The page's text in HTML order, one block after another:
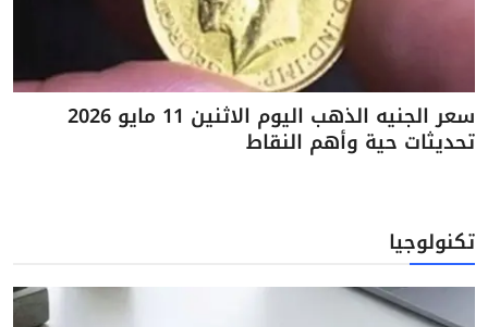
سعر الجنيه الذهب اليوم الاثنين 11 مايو 2026
تحديثات حية وأهم النقاط
تكنولوجيا